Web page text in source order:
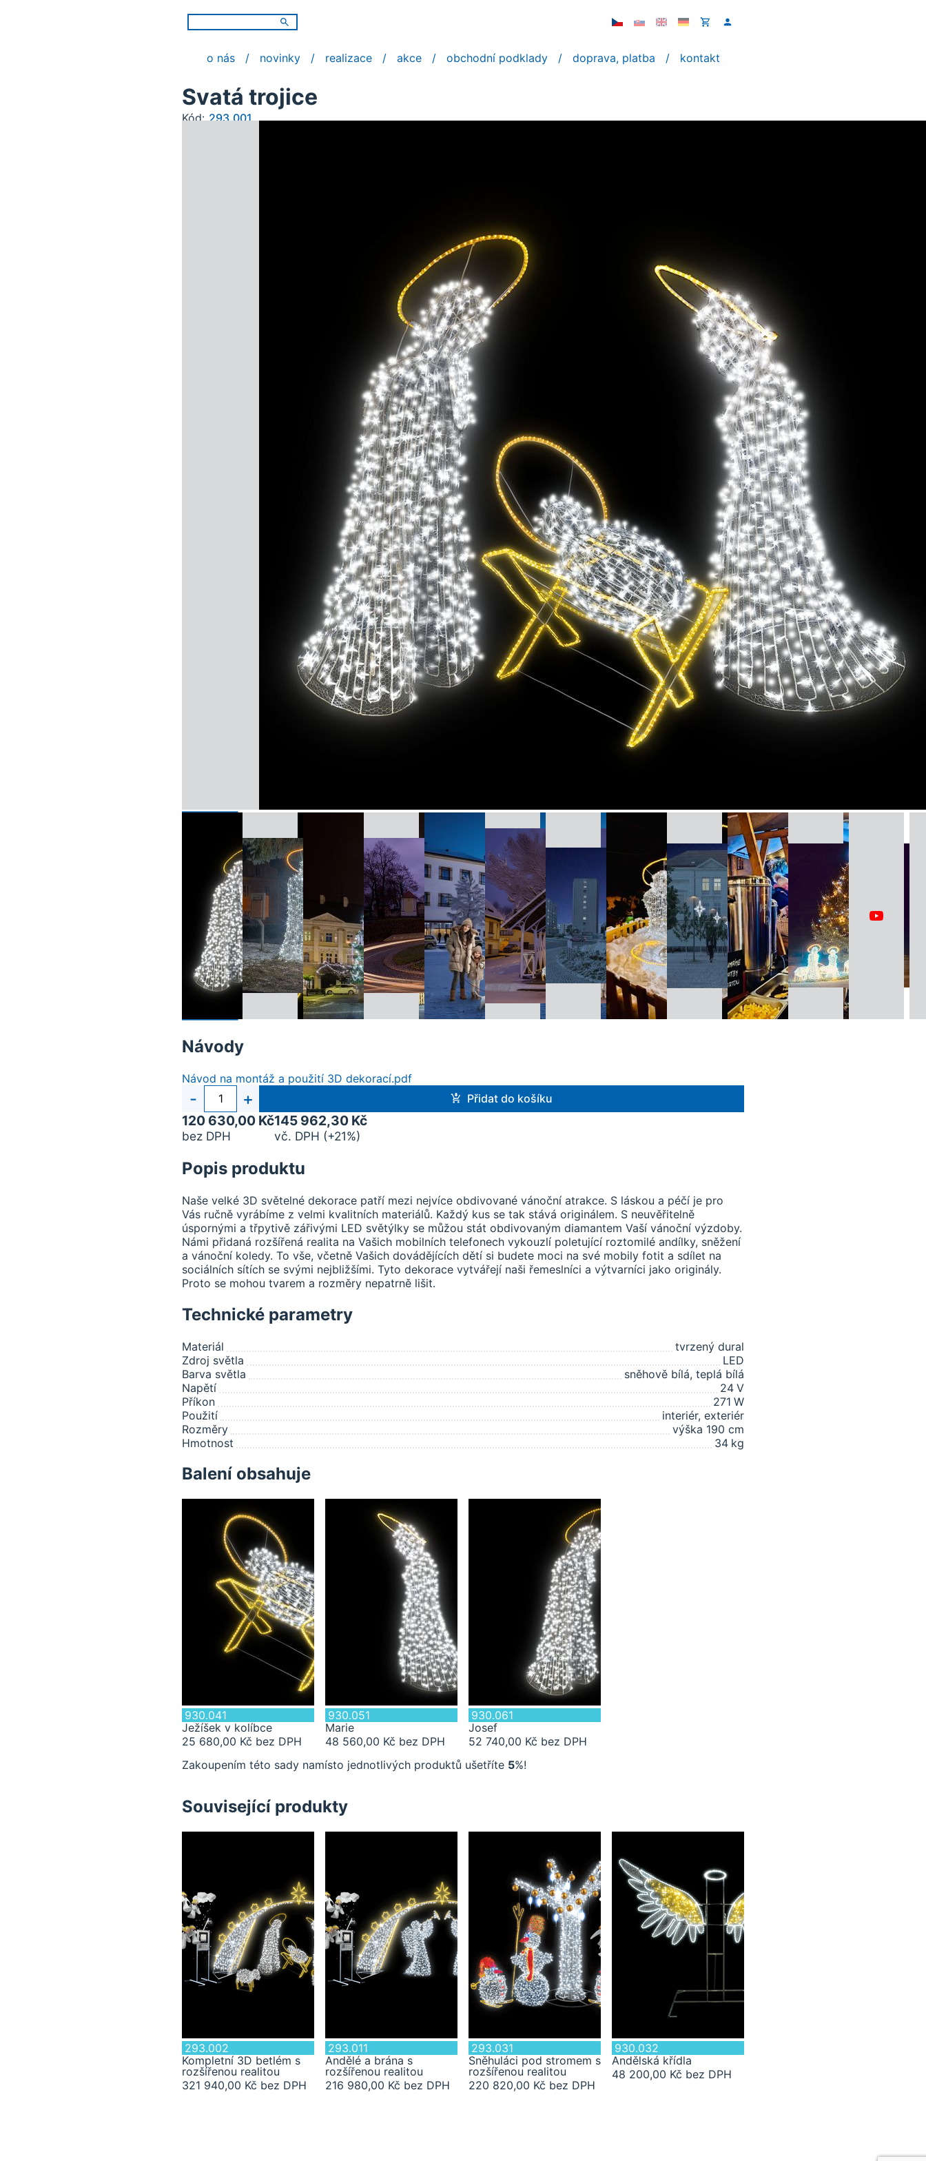
o nás novinky realizace akce obchodní podklady doprava, platba kontakt
Svatá trojice
Kód:293.001
Návody
Návod na montáž a použití 3D dekorací.pdf
Počet
kusů
- + Přidat do košíku
120 630,00 Kč
bez DPH
145 962,30 Kč
vč. DPH (+21%)
Popis produktu
Naše velké 3D světelné dekorace patří mezi nejvíce obdivované vánoční atrakce. S láskou a péčí je pro
Vás ručně vyrábíme z velmi kvalitních materiálů. Každý kus se tak stává originálem. S neuvěřitelně
úspornými a třpytivě zářivými LED světýlky se můžou stát obdivovaným diamantem Vaší vánoční výzdoby.
Námi přidaná rozšířená realita na Vašich mobilních telefonech vykouzlí poletující roztomilé andílky, sněžení
a vánoční koledy. To vše, včetně Vašich dovádějících dětí si budete moci na své mobily fotit a sdílet na
sociálních sítích se svými nejbližšími. Tyto dekorace vytvářejí naši řemeslníci a výtvarníci jako originály.
Proto se mohou tvarem a rozměry nepatrně lišit.
Technické parametry
Materiál
tvrzený dural
Zdroj světla
LED
Barva světla
sněhově bílá, teplá bílá
Napětí
24 V
Příkon
271 W
Použití
interiér, exteriér
Rozměry
výška 190 cm
Hmotnost
34 kg
Balení obsahuje
930.041
Ježíšek v kolíbce
25 680,00 Kč bez DPH
930.051
Marie
48 560,00 Kč bez DPH
930.061
Josef
52 740,00 Kč bez DPH
Zakoupením této sady namísto jednotlivých produktů ušetříte 5%!
Související produkty
293.002
Kompletní 3D betlém s
rozšířenou realitou
321 940,00 Kč bez DPH
293.011
Andělé a brána s
rozšířenou realitou
216 980,00 Kč bez DPH
293.031
Sněhuláci pod stromem s
rozšířenou realitou
220 820,00 Kč bez DPH
930.032
Andělská křídla
48 200,00 Kč bez DPH